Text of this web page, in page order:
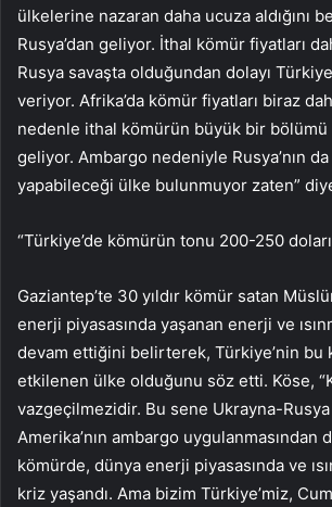
ülkelerine nazaran daha ucuza aldığını
Rusya’dan geliyor. İthal kömür fiyatları
Rusya savaşta olduğundan dolayı
veriyor. Afrika’da kömür fiyatları biraz
nedenle ithal kömürün büyük bir bölümü
geliyor. Ambargo nedeniyle Rusya’nın da
yapabileceği ülke bulunmuyor zaten”
“Türkiye’de kömürün tonu 200-250
Gaziantep’te 30 yıldır kömür satan
enerji piyasasında yaşanan enerji ve
devam ettiğini belirterek, Türkiye’nin bu
etkilenen ülke olduğunu söz etti. Köse,
vazgeçilmezidir. Bu sene Ukrayna-Rusya
Amerika’nın ambargo uygulanmasından
kömürde, dünya enerji piyasasında ve
kriz yaşandı. Ama bizim Türkiye’miz,